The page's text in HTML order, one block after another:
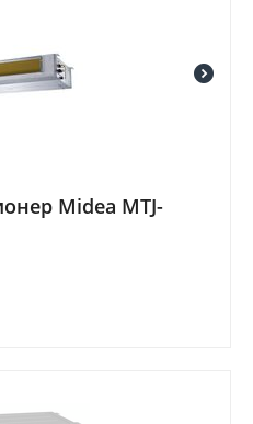
Midea MTJ-